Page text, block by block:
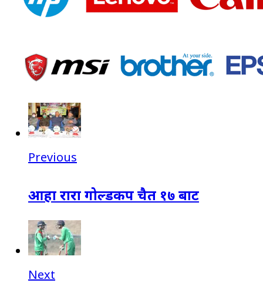
Previous
आहा रारा गोल्डकप चैत १७ बाट
Next